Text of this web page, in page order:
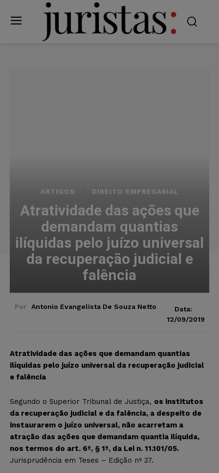
ARTIGOS DIREITO EMPRESARIAL
Atratividade das ações que
demandam quantias
ilíquidas pelo juízo universal
da recuperação judicial e
falência
Por Antonio Evangelista De Souza Netto
Data:
12/09/2019
Atratividade das ações que demandam quantias
ilíquidas pelo juízo universal da recuperação judicial
e falência
Segundo o Superior Tribunal de Justiça, os institutos
da recuperação judicial e da falência, a despeito de
instaurarem o juízo universal, não acarretam a
atração das ações que demandam quantia ilíquida,
nos termos do art. 6º, § 1º, da Lei n. 11.101/05.
Jurisprudência em Teses – Edição nº 37.